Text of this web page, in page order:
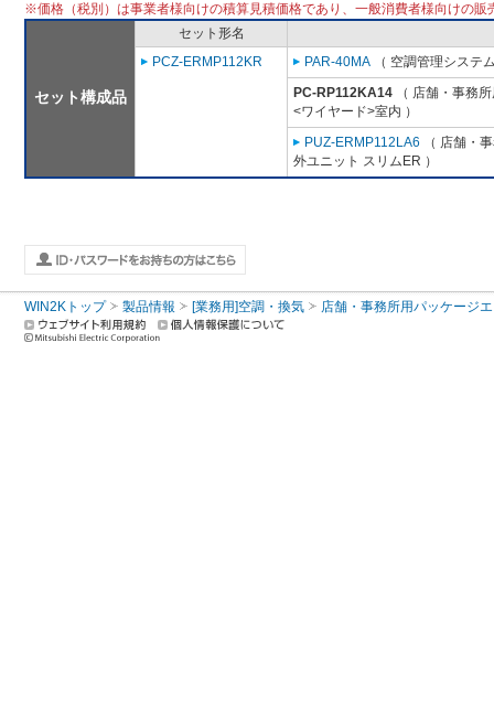
※価格（税別）は事業者様向けの積算見積価格であり、一般消費者様向けの販
セット構成品
セット形名
PCZ-ERMP112KR
PAR-40MA （ 空調管理システ
PC-RP112KA14 （ 店舗・事務
<ワイヤード>室内 ）
PUZ-ERMP112LA6 （ 店舗・
外ユニット スリムER ）
WIN2Kトップ 製品情報 [業務用]空調・換気 店舗・事務所用パッケージ